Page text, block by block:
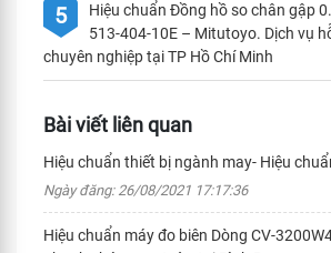
5
Hiệu chuẩn Đồng hồ so chân gập
513-404-10E – Mitutoyo. Dịch vụ
chuyên nghiệp tại TP Hồ Chí Minh
Bài viết liên quan
Hiệu chuẩn thiết bị ngành may- Hiệu
Ngày đăng: 26/08/2021 17:17:36
Hiệu chuẩn máy đo biên Dòng CV-